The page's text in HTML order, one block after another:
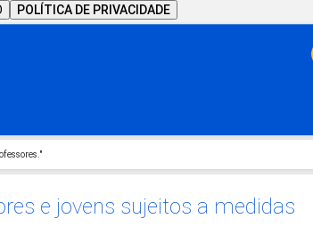
POLÍTICA DE PRIVACIDADE
e jovens sujeitos a medidas